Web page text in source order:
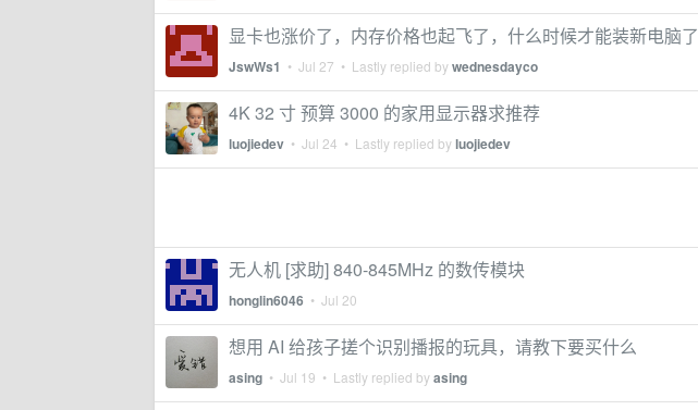
显卡也涨价了，内存价格也起飞了，什么时候才能装新电脑了
JswWs1 • Jul 27 • Lastly replied bywednesdayco
4K 32 寸 预算 3000 的家用显示器求推荐
luojiedev • Jul 24 • Lastly replied byluojiedev
无人机 [求助] 840-845MHz 的数传模块
honglin6046 • Jul 20
想用 AI 给孩子搓个识别播报的玩具，请教下要买什么
asing • Jul 19 • Lastly replied byasing